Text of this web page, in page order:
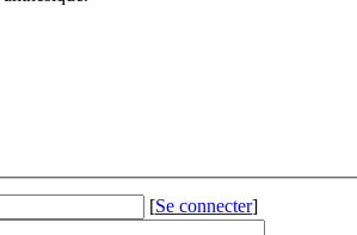
[Se connecter]